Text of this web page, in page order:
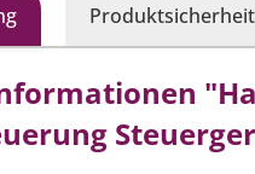
Produktsicherheit